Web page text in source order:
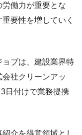
働力が重要とな
要性を増していく
ブは、建設業界特
社クリーンアッ
日付けで業務提携
介を得意領域とし